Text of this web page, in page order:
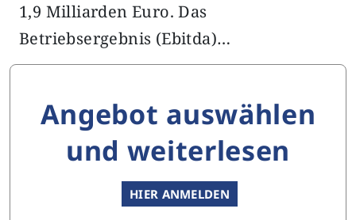
1,9 Milliarden Euro. Das
Betriebsergebnis (Ebitda)…
Angebot auswählen
und weiterlesen
HIER ANMELDEN